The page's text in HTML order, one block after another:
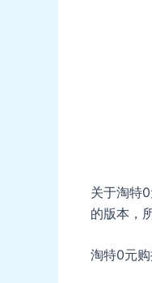
关于淘特
的版本，
淘特0元购